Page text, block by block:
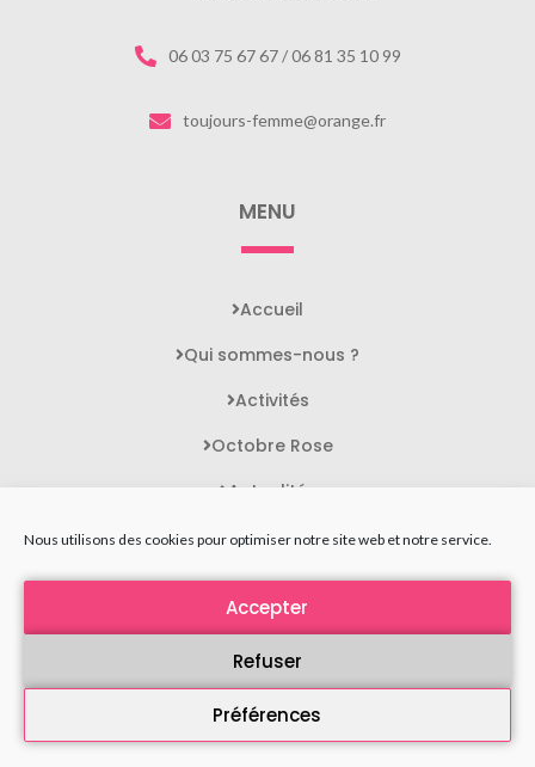
Nous utilisons des cookies pour optimiser notre site web et notre service.
Accepter
Refuser
Préférences
06 03 75 67 67 / 06 81 35 10 99
toujours-femme@orange.fr
MENU
Accueil
Qui sommes-nous ?
Activités
Octobre Rose
Actualités
Contact
STATUTS DE L'ASSOCIATION
POLITIQUE DE CONFIDENTIALITÉ
PLAN DU SITE